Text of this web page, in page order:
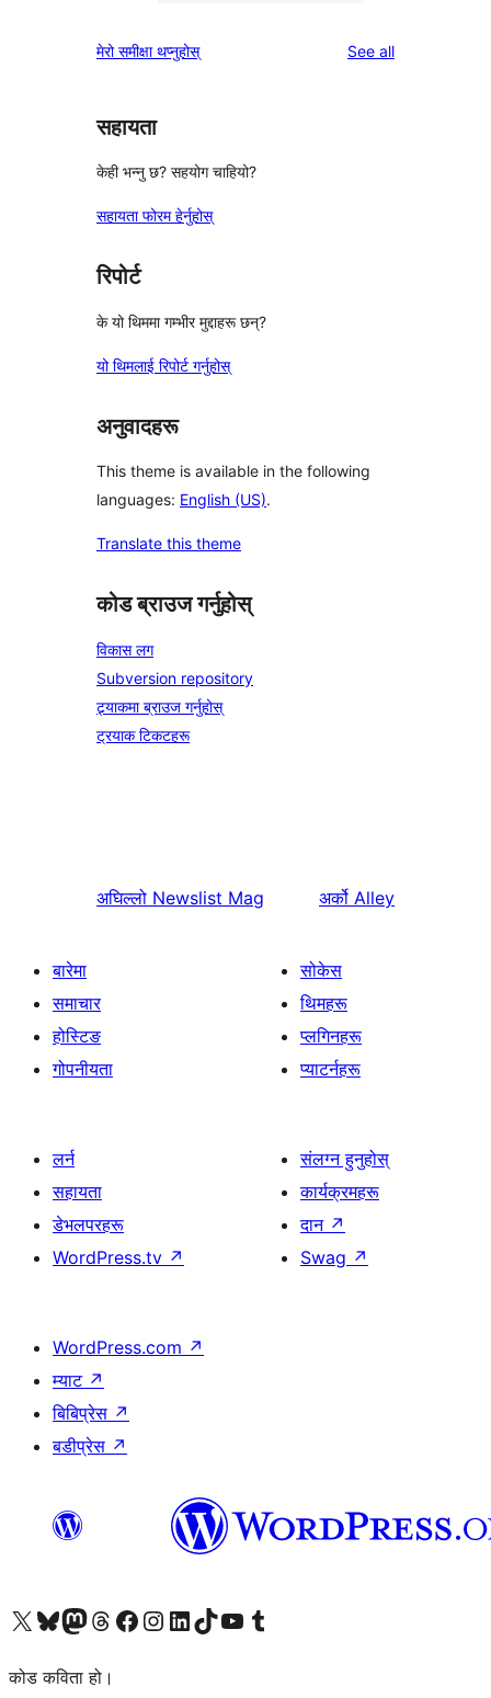
समीक्षाहरू
तारा
मेरो समीक्षा थप्नुहोस् See allreviews
सहायता
केही भन्नु छ? सहयोग चाहियो?
सहायता फोरम हेर्नुहोस्
रिपोर्ट
के यो थिममा गम्भीर मुद्दाहरू छन्?
यो थिमलाई रिपोर्ट गर्नुहोस्
अनुवादहरू
This theme is available in the following
languages: English (US).
Translate this theme
कोड ब्राउज गर्नुहोस्
विकास लग
Subversion repository
ट्र्याकमा ब्राउज गर्नुहोस्
ट्रयाक टिकटहरू
अघिल्लो Newslist Mag अर्को Alley
बारेमा
समाचार
होस्टिङ
गोपनीयता
सोकेस
थिमहरू
प्लगिनहरू
प्याटर्नहरू
लर्न
सहायता
डेभलपरहरू
WordPress.tv ↗
संलग्न हुनुहोस्
कार्यक्रमहरू
दान ↗
Swag ↗
WordPress.com ↗
म्याट ↗
बिबिप्रेस ↗
बडीप्रेस ↗
हाम्रो X (पहिले ट्विटर) खातामा जानुहोस्
हाम्रो Bluesky खाता भ्रमण गर्नुहोस्
हाम्रो म्यास्टोडन खाता भ्रमण गर्नुहोस्
हाम्रो थ्रेड्स खातामा जानुहोस्
हाम्रो फेसबुक पेजमा जानुहोस्
हाम्रो इन्स्टाग्राम खातामा जानुहोस्
हाम्रो लिङ्क्डइन खातामा जानुहोस्
हाम्रो TikTok खाता भ्रमण गर्नुहोस्
हाम्रो युट्युब च्यानलमा जानुहोस्
हाम्रो टम्बलर खाता भ्रमण गर्नुहोस्
कोड कविता हो।